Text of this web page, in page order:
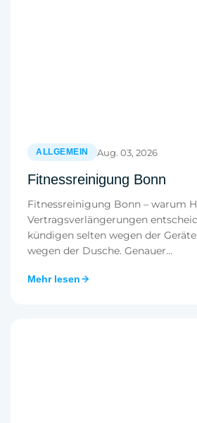
ALLGEMEIN Aug. 03, 2026
Fitnessreinigung Bonn
Fitnessreinigung Bonn – warum
Vertragsverlängerungen
kündigen selten wegen der
wegen der Dusche. Genauer...
Mehr lesen